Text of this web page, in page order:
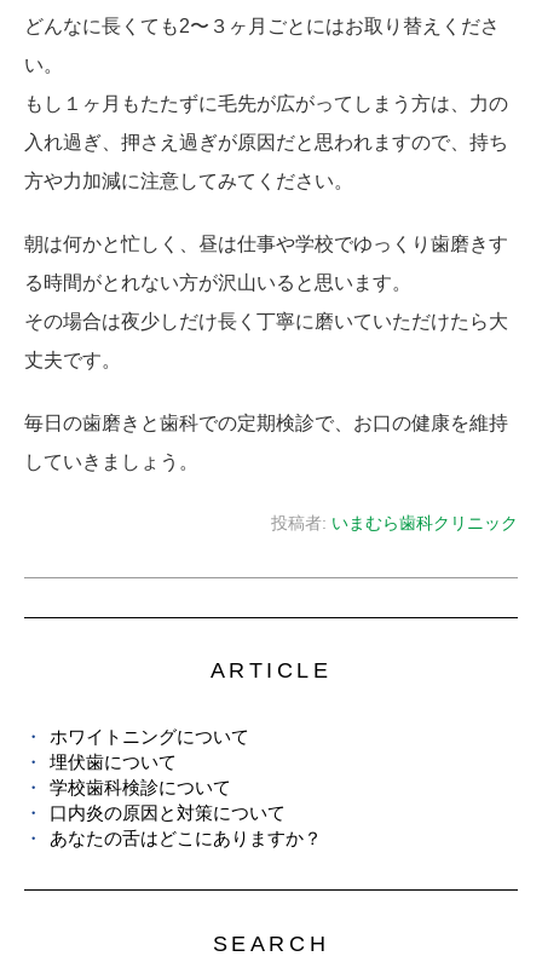
どんなに長くても2〜３ヶ月ごとにはお取り替えくださ
い。
もし１ヶ月もたたずに毛先が広がってしまう方は、力の
入れ過ぎ、押さえ過ぎが原因だと思われますので、持ち
方や力加減に注意してみてください。
朝は何かと忙しく、昼は仕事や学校でゆっくり歯磨きす
る時間がとれない方が沢山いると思います。
その場合は夜少しだけ長く丁寧に磨いていただけたら大
丈夫です。
毎日の歯磨きと歯科での定期検診で、お口の健康を維持
していきましょう。
投稿者: いまむら歯科クリニック
ARTICLE
ホワイトニングについて
埋伏歯について
学校歯科検診について
口内炎の原因と対策について
あなたの舌はどこにありますか？
SEARCH